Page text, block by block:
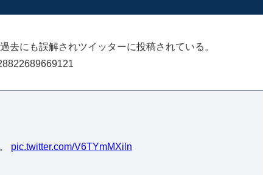
にも誤解されツイッターに投稿されている。
pic.twitter.com/V6TYmMXiln